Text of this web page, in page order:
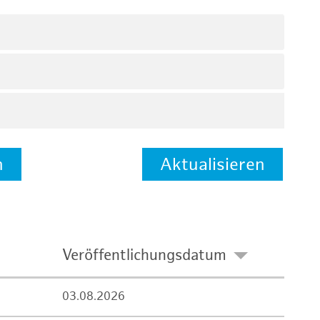
Aktualisieren
Veröffentlichungsdatum
03.08.2026